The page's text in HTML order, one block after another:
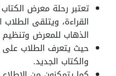
تعتبر رحلة معرض
القراءة، ويتلقى
الذهاب للمعرض وتنظيم
حيث يتعرف الطلاب على
والكتاب الجديد.